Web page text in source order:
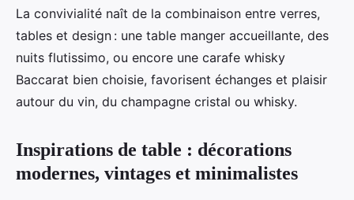
La convivialité naît de la combinaison entre verres,
tables et design : une table manger accueillante, des
nuits flutissimo, ou encore une carafe whisky
Baccarat bien choisie, favorisent échanges et plaisir
autour du vin, du champagne cristal ou whisky.
Inspirations de table : décorations
modernes, vintages et minimalistes